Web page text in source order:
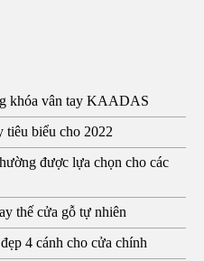
khóa vân tay KAADAS
tiêu biểu cho 2022
được lựa chọn cho các
thế cửa gỗ tự nhiên
4 cánh cho cửa chính